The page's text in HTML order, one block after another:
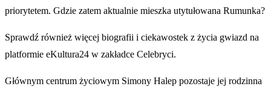
priorytetem. Gdzie zatem aktualnie mieszka utytułowana Rumunka?
Sprawdź również więcej biografii i ciekawostek z życia gwiazd na
platformie eKultura24 w zakładce Celebryci.
Głównym centrum życiowym Simony Halep pozostaje jej rodzinna